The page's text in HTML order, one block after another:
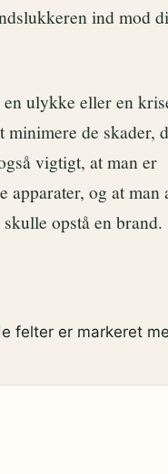
ind mod
ulykke eller en
de skader,
vigtigt, at man er
apparater, og at man
opstå en brand.
felter er markeret